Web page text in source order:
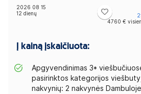
2026 08 15
12 dienų
4760 €
Į kainą įskaičiuota:
Apgyvendinimas 3*
pasirinktos kategorijos
nakvynių: 2 nakvynės